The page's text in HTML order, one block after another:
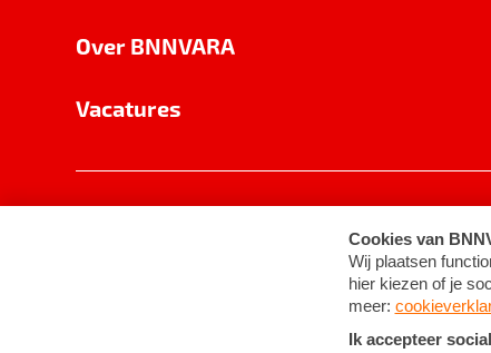
Over BNNVARA
Vacatures
Cookie-instellingen